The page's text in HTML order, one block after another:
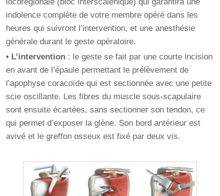
indolence complète de votre membre opéré dans les
heures qui suivront l’intervention, et une anesthésie
générale durant le geste opératoire.
• L’intervention : le geste se fait par une courte incision
en avant de l’épaule permettant le prélèvement de
l’apophyse coracoïde qui est sectionnée avec une petite
scie oscillante. Les fibres du muscle sous-scapulaire
sont ensuite écartées, sans sectionner son tendon, ce
qui permet d’exposer la glène. Son bord antérieur est
avivé et le greffon osseux est fixé par deux vis.